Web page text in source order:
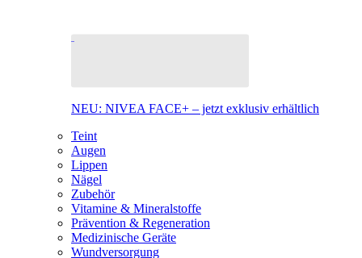
NEU: NIVEA FACE+ – jetzt exklusiv erhältlich
Teint
Augen
Lippen
Nägel
Zubehör
Vitamine & Mineralstoffe
Prävention & Regeneration
Medizinische Geräte
Wundversorgung